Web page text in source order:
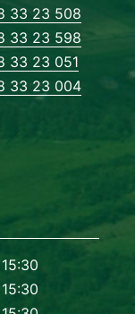
33 23 508
33 23 598
33 23 051
33 23 004